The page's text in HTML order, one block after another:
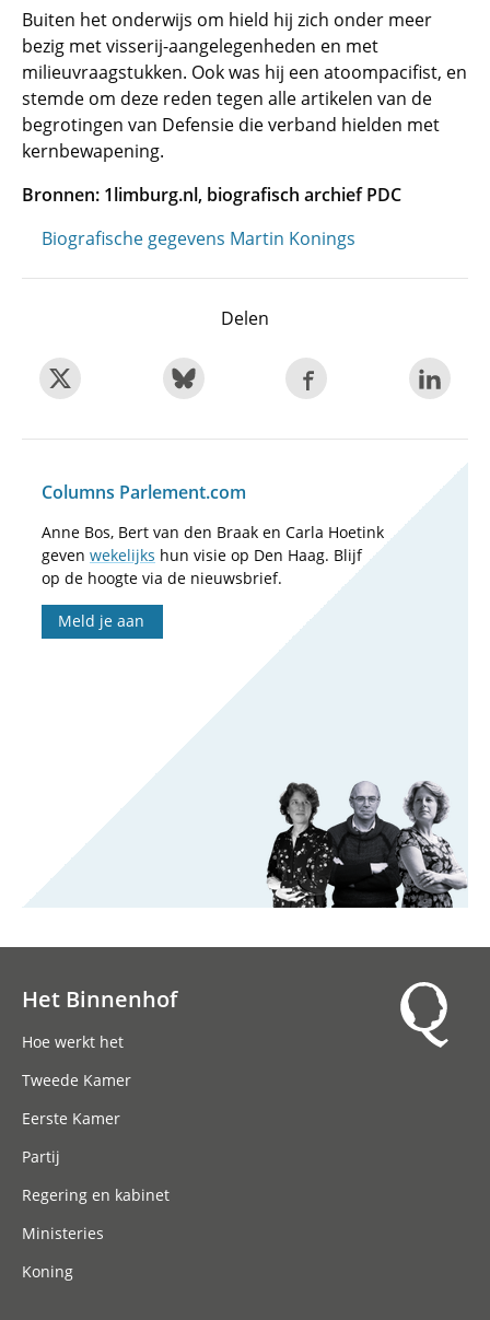
Buiten het onderwijs om hield hij zich onder meer
bezig met visserij-aangelegenheden en met
milieuvraagstukken. Ook was hij een atoompacifist, en
stemde om deze reden tegen alle artikelen van de
begrotingen van Defensie die verband hielden met
kernbewapening.
Bronnen: 1limburg.nl, biografisch archief PDC
Biografische gegevens Martin Konings
Delen
Columns Parlement.com
Anne Bos, Bert van den Braak en Carla Hoetink
geven wekelijks hun visie op Den Haag. Blijf
op de hoogte via de nieuwsbrief.
Meld je aan
Het Binnenhof
Hoe werkt het
Tweede Kamer
Eerste Kamer
Partij
Regering en kabinet
Ministeries
Koning